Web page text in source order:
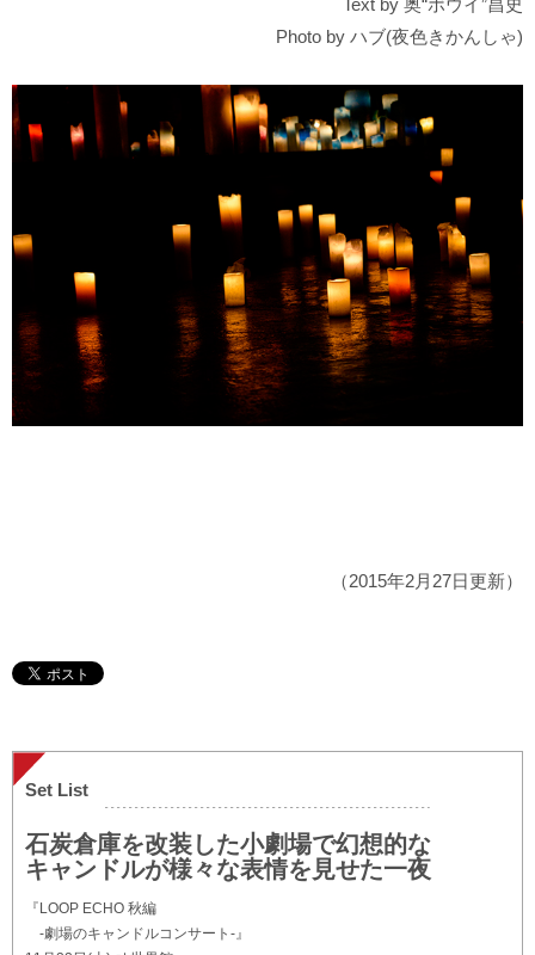
Photo by ハブ(夜色きかんしゃ)
（2015年2月27日更新）
Set List
石炭倉庫を改装した小劇場で幻想的な
キャンドルが様々な表情を見せた一夜
『LOOP ECHO 秋編
-劇場のキャンドルコンサート-』